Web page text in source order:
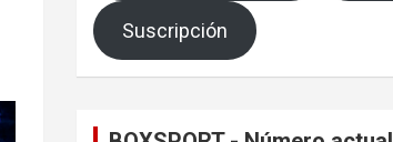
Suscripción